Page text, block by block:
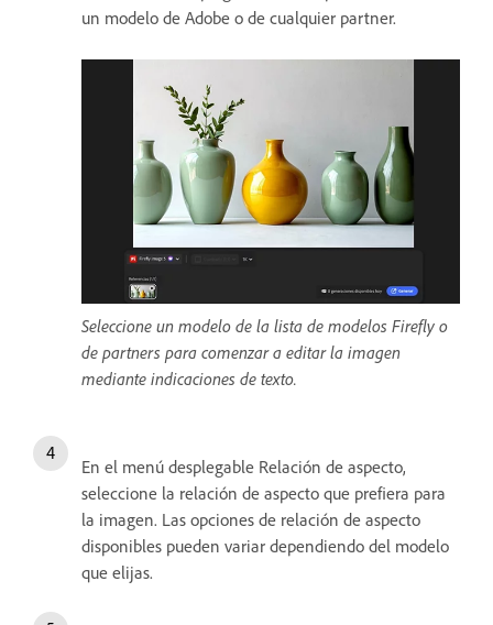
un modelo de Adobe o de cualquier partner.
Seleccione un modelo de la lista de modelos Firefly o
de partners para comenzar a editar la imagen
mediante indicaciones de texto.
En el menú desplegable Relación de aspecto,
seleccione la relación de aspecto que prefiera para
la imagen. Las opciones de relación de aspecto
disponibles pueden variar dependiendo del modelo
que elijas.